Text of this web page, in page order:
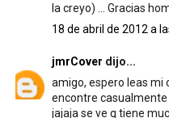
la creyo) ... Gracias
18 de abril de 2012 a
jmrCover dijo...
amigo, espero leas mi
encontre casualmente
jajaja se ve q tiene